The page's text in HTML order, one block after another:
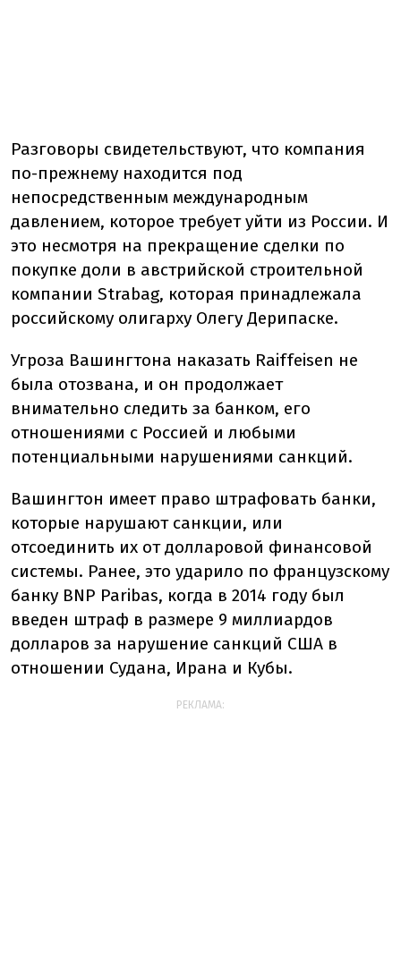
Разговоры свидетельствуют, что компания
по-прежнему находится под
непосредственным международным
давлением, которое требует уйти из России. И
это несмотря на прекращение сделки по
покупке доли в австрийской строительной
компании Strabag, которая принадлежала
российскому олигарху Олегу Дерипаске.
Угроза Вашингтона наказать Raiffeisen не
была отозвана, и он продолжает
внимательно следить за банком, его
отношениями с Россией и любыми
потенциальными нарушениями санкций.
Вашингтон имеет право штрафовать банки,
которые нарушают санкции, или
отсоединить их от долларовой финансовой
системы. Ранее, это ударило по французскому
банку BNP Paribas, когда в 2014 году был
введен штраф в размере 9 миллиардов
долларов за нарушение санкций США в
отношении Судана, Ирана и Кубы.
РЕКЛАМА: